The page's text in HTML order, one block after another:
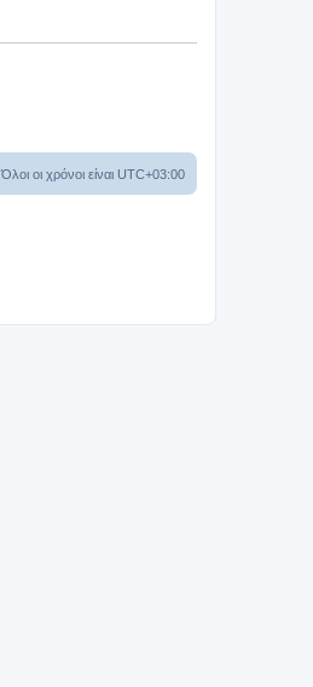
Όλοι οι χρόνοι είναι UTC+03:00